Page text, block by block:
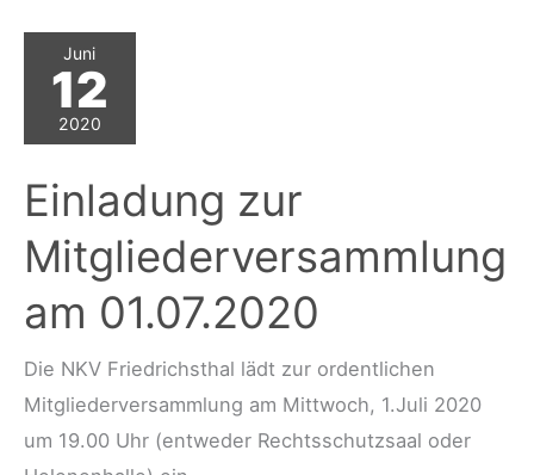
Juni
12
2020
Einladung zur
Mitgliederversammlung
am 01.07.2020
Die NKV Friedrichsthal lädt zur ordentlichen
Mitgliederversammlung am Mittwoch, 1.Juli 2020
um 19.00 Uhr (entweder Rechtsschutzsaal oder